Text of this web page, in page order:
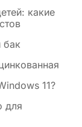
какие
бак
11?
для